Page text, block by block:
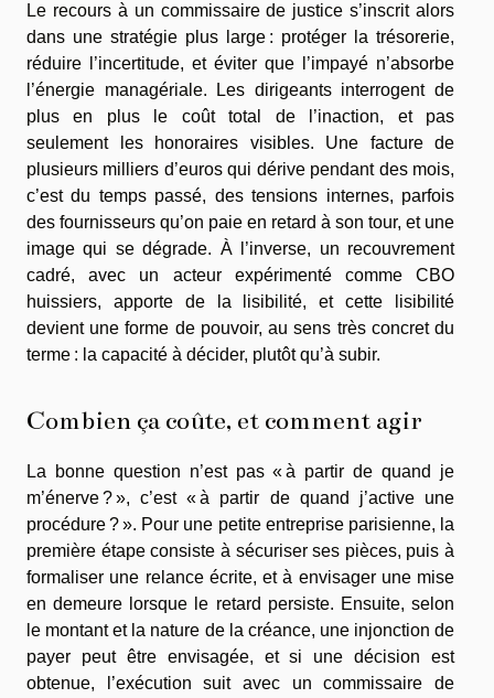
Le recours à un commissaire de justice s’inscrit alors
dans une stratégie plus large : protéger la trésorerie,
réduire l’incertitude, et éviter que l’impayé n’absorbe
l’énergie managériale. Les dirigeants interrogent de
plus en plus le coût total de l’inaction, et pas
seulement les honoraires visibles. Une facture de
plusieurs milliers d’euros qui dérive pendant des mois,
c’est du temps passé, des tensions internes, parfois
des fournisseurs qu’on paie en retard à son tour, et une
image qui se dégrade. À l’inverse, un recouvrement
cadré, avec un acteur expérimenté comme CBO
huissiers, apporte de la lisibilité, et cette lisibilité
devient une forme de pouvoir, au sens très concret du
terme : la capacité à décider, plutôt qu’à subir.
Combien ça coûte, et comment agir
La bonne question n’est pas « à partir de quand je
m’énerve ? », c’est « à partir de quand j’active une
procédure ? ». Pour une petite entreprise parisienne, la
première étape consiste à sécuriser ses pièces, puis à
formaliser une relance écrite, et à envisager une mise
en demeure lorsque le retard persiste. Ensuite, selon
le montant et la nature de la créance, une injonction de
payer peut être envisagée, et si une décision est
obtenue, l’exécution suit avec un commissaire de